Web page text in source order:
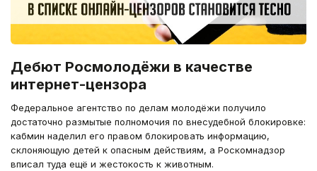
Дебют Росмолодёжи в качестве
интернет-цензора
Федеральное агентство по делам молодёжи получило
достаточно размытые полномочия по внесудебной блокировке:
кабмин наделил его правом блокировать информацию,
склоняющую детей к опасным действиям, а Роскомнадзор
вписал туда ещё и жестокость к животным.